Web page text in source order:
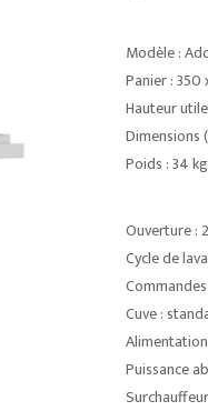
Modèle :
Panier : 350
Hauteur
Dimensions
Poids : 34 kg
Ouverture :
Cycle de
Cuve :
Puissance